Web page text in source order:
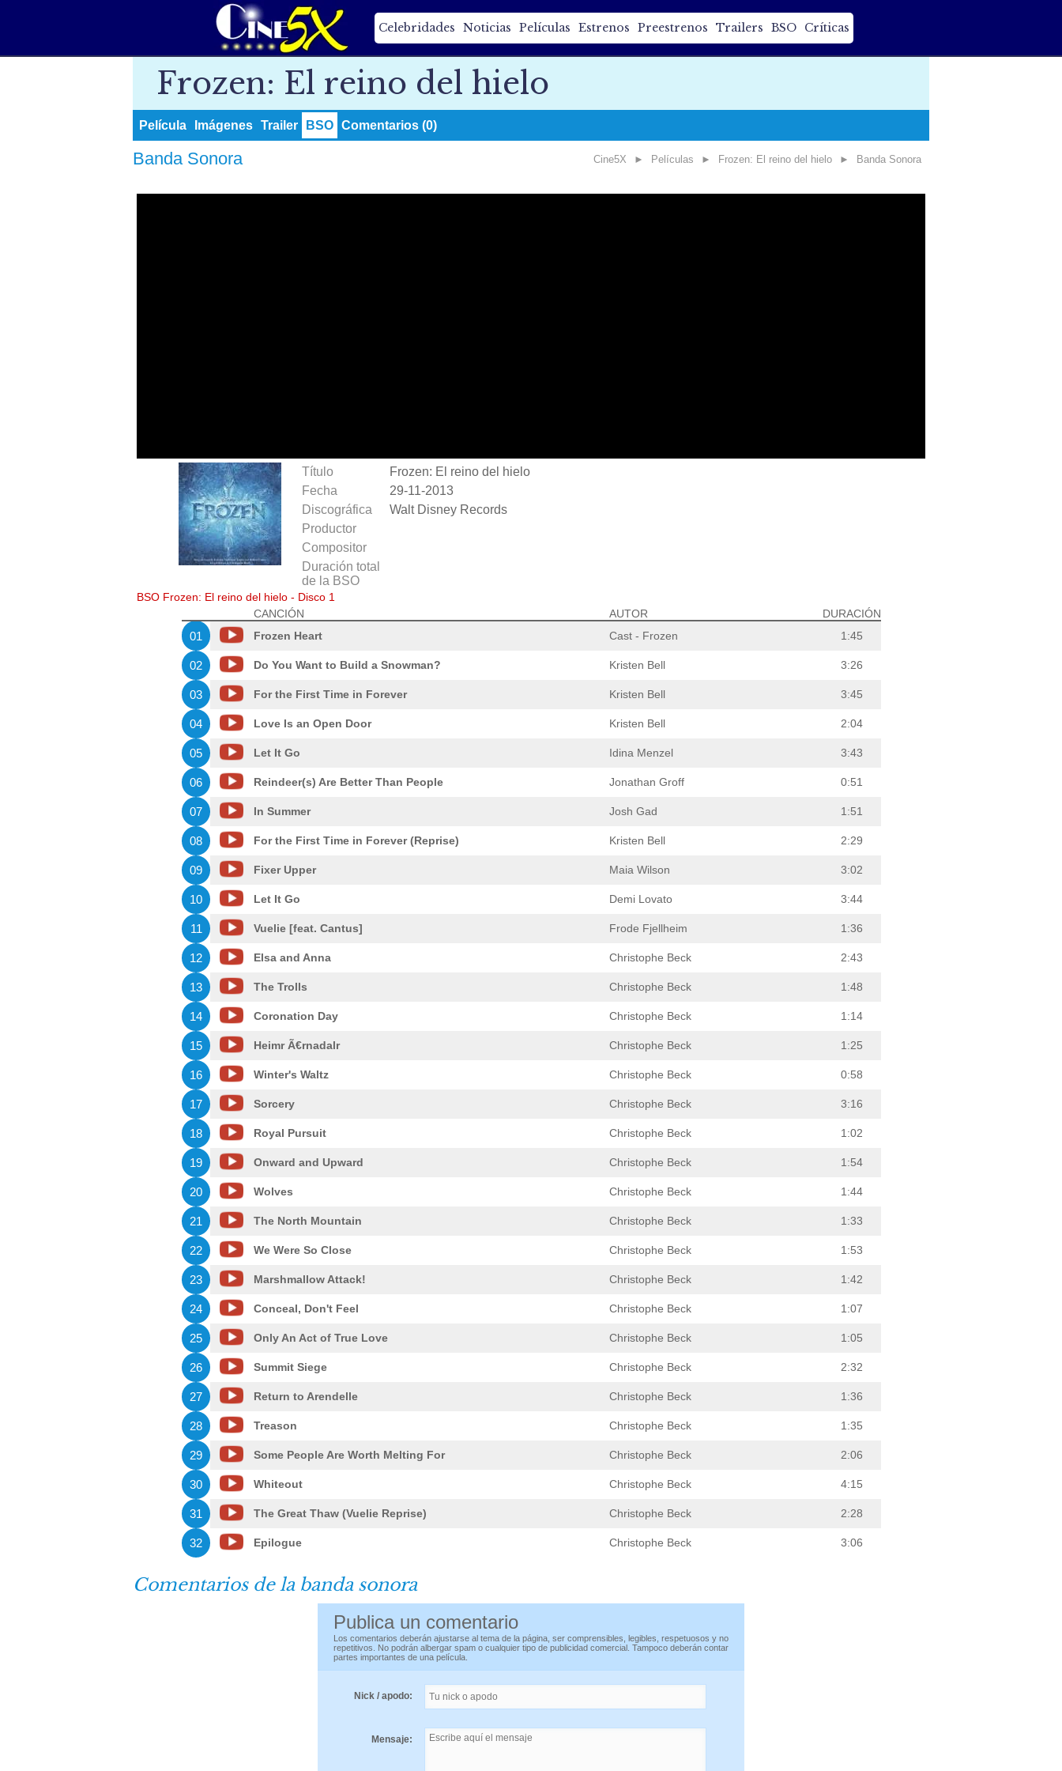
Celebridades Noticias Películas Estrenos Preestrenos Trailers BSO Críticas
Frozen: El reino del hielo
Película Imágenes Trailer BSO Comentarios (0)
Banda Sonora Cine5X ► Películas ► Frozen: El reino del hielo ► Banda Sonora
Título
Frozen: El reino del hielo
Fecha
29-11-2013
Discográfica
Walt Disney Records
Productor
Compositor
Duración total
de la BSO
BSO Frozen: El reino del hielo - Disco 1
CANCIÓN
AUTOR DURACIÓN
01 Frozen Heart Cast - Frozen 1:45
02 Do You Want to Build a Snowman? Kristen Bell 3:26
03 For the First Time in Forever Kristen Bell 3:45
04 Love Is an Open Door Kristen Bell 2:04
05 Let It Go Idina Menzel 3:43
06 Reindeer(s) Are Better Than People Jonathan Groff 0:51
07 In Summer Josh Gad 1:51
08 For the First Time in Forever (Reprise) Kristen Bell 2:29
09 Fixer Upper Maia Wilson 3:02
10 Let It Go Demi Lovato 3:44
11 Vuelie [feat. Cantus] Frode Fjellheim 1:36
12 Elsa and Anna Christophe Beck 2:43
13 The Trolls Christophe Beck 1:48
14 Coronation Day Christophe Beck 1:14
15 Heimr Ã€rnadalr Christophe Beck 1:25
16 Winter's Waltz Christophe Beck 0:58
17 Sorcery Christophe Beck 3:16
18 Royal Pursuit Christophe Beck 1:02
19 Onward and Upward Christophe Beck 1:54
20 Wolves Christophe Beck 1:44
21 The North Mountain Christophe Beck 1:33
22 We Were So Close Christophe Beck 1:53
23 Marshmallow Attack! Christophe Beck 1:42
24 Conceal, Don't Feel Christophe Beck 1:07
25 Only An Act of True Love Christophe Beck 1:05
26 Summit Siege Christophe Beck 2:32
27 Return to Arendelle Christophe Beck 1:36
28 Treason Christophe Beck 1:35
29 Some People Are Worth Melting For Christophe Beck 2:06
30 Whiteout Christophe Beck 4:15
31 The Great Thaw (Vuelie Reprise) Christophe Beck 2:28
32 Epilogue Christophe Beck 3:06
Comentarios de la banda sonora
Publica un comentario
Los comentarios deberán ajustarse al tema de la página, ser comprensibles, legibles, respetuosos y no
repetitivos. No podrán albergar spam o cualquier tipo de publicidad comercial. Tampoco deberán contar
partes importantes de una película.
Nick / apodo:
Mensaje: